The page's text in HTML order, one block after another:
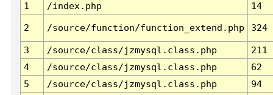
1
/index.php 14
2 /source/function/function_extend.php 324
3 /source/class/jzmysql.class.php
211
4
/source/class/jzmysql.class.php
62
5
/source/class/jzmysql.class.php
94